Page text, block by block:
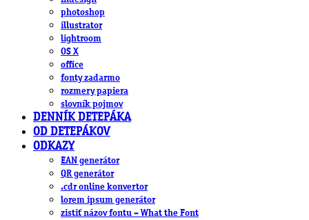
photoshop
illustrator
lightroom
OS X
office
fonty zadarmo
rozmery papiera
slovník pojmov
DENNÍK DETEPÁKA
OD DETEPÁKOV
ODKAZY
EAN generátor
QR generátor
.cdr online konvertor
lorem ipsum generátor
zistiť názov fontu – What the Font